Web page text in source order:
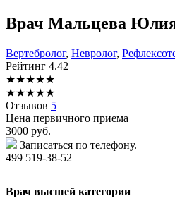
Врач Мальцева
Вертебролог, Невролог,
Рейтинг 4.42
★★★★★
★★★★★
Отзывов 5
Цена первичного приема
3000 руб.
Записаться по телефону.
499 519-38-52
Врач высшей категории